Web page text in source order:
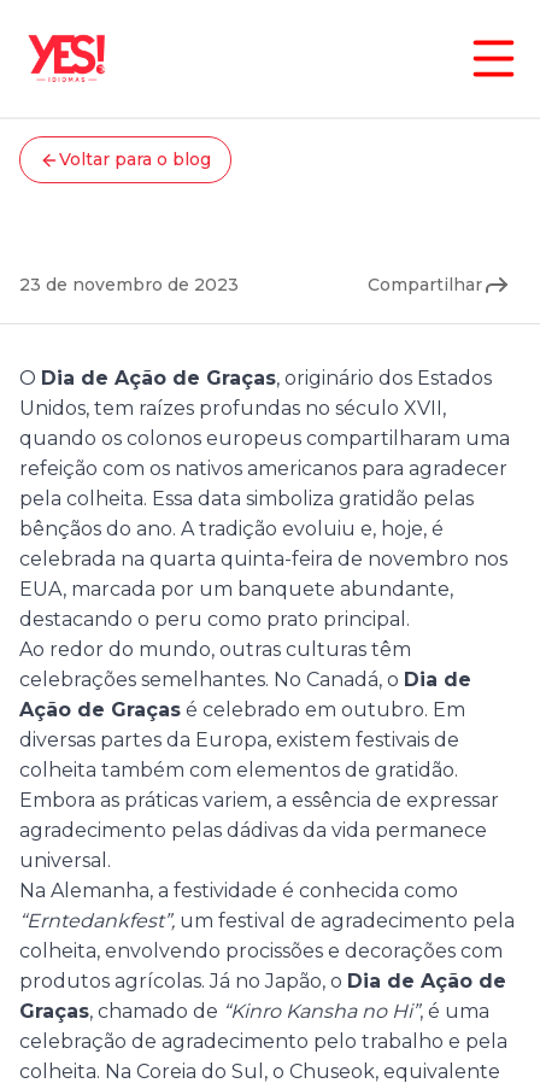
Voltar para o blog
Cultura
23 de novembro de 2023 Compartilhar
O Dia de Ação de Graças, originário dos Estados
Unidos, tem raízes profundas no século XVII,
quando os colonos europeus compartilharam uma
refeição com os nativos americanos para agradecer
pela colheita. Essa data simboliza gratidão pelas
bênçãos do ano. A tradição evoluiu e, hoje, é
celebrada na quarta quinta-feira de novembro nos
EUA, marcada por um banquete abundante,
destacando o peru como prato principal.
Ao redor do mundo, outras culturas têm
celebrações semelhantes. No Canadá, o Dia de
Ação de Graças é celebrado em outubro. Em
diversas partes da Europa, existem festivais de
colheita também com elementos de gratidão.
Embora as práticas variem, a essência de expressar
agradecimento pelas dádivas da vida permanece
universal.
Na Alemanha, a festividade é conhecida como
“Erntedankfest”, um festival de agradecimento pela
colheita, envolvendo procissões e decorações com
produtos agrícolas. Já no Japão, o Dia de Ação de
Graças, chamado de “Kinro Kansha no Hi”, é uma
celebração de agradecimento pelo trabalho e pela
colheita. Na Coreia do Sul, o Chuseok, equivalente